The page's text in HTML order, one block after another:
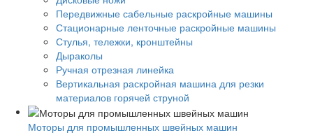
Передвижные сабельные раскройные машины
Стационарные ленточные раскройные машины
Стулья, тележки, кронштейны
Дыраколы
Ручная отрезная линейка
Вертикальная раскройная машина для резки
материалов горячей струной
Моторы для промышленных швейных машин